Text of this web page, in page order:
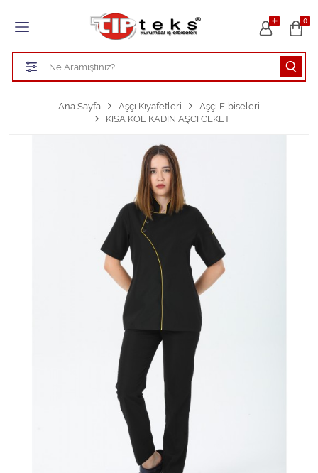
0
Tüm Kategoriler
HASTANE KIYAFETLERİ
TEMİZLİK PERSONEL FORMALARI
Ana Sayfa Aşçı Kıyafetleri
Aşçı Elbiseleri
KISA KOL KADIN AŞCI CEKET